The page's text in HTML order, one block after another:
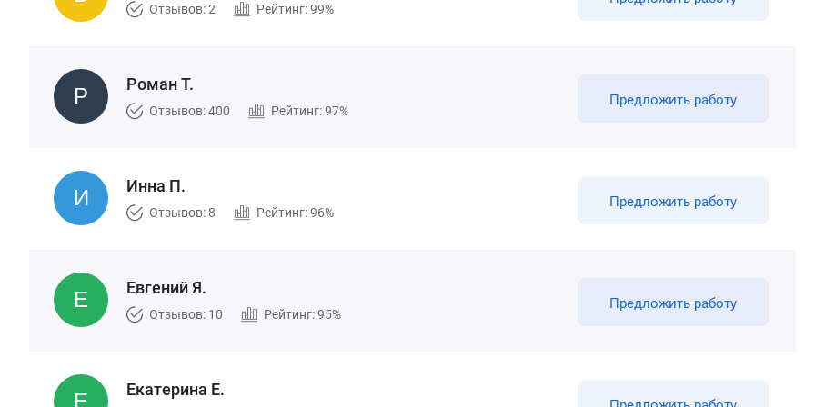
Отзывов: 2 Рейтинг: 99%
Роман Т.
Отзывов: 400 Рейтинг: 97%
Предложить работу
Инна П.
Отзывов: 8 Рейтинг: 96%
Предложить работу
Евгений Я.
Отзывов: 10 Рейтинг: 95%
Предложить работу
Екатерина Е.